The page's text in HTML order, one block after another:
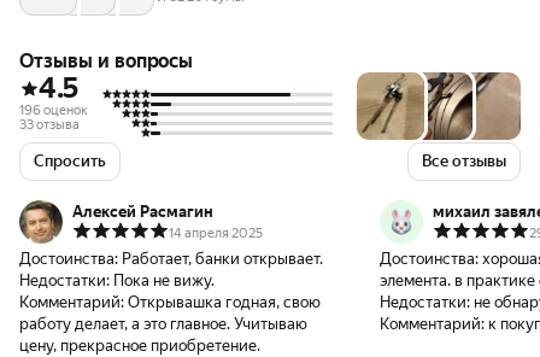
Отзывы и вопросы
4.5
196 оценок
33 отзыва
Спросить Все отзывы
Алексей Расмагин
14 апреля 2025
Достоинства: Работает, банки открывает.
Недостатки: Пока не вижу.
Комментарий: Открывашка годная, свою
работу делает, а это главное. Учитываю
цену, прекрасное приобретение.
михаил
Достоинства:
элемента. в
Недостатки: не
Комментарий: к